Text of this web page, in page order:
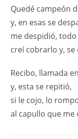
Quedé campeón
y, en esas se
me despidió,
creí cobrarlo y, se
Recibo, llamada
y, esta se repitió,
si le cojo, lo
al capullo que me